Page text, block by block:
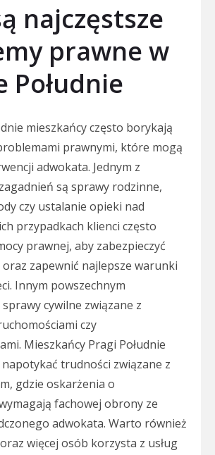
najczęstsze
prawne w
Południe
mieszkańcy często borykają
prawnymi, które mogą
adwokata. Jednym z
są sprawy rodzinne,
czy ustalanie opieki nad
przypadkach klienci często
prawnej, aby zabezpieczyć
zapewnić najlepsze warunki
Innym powszechnym
cywilne związane z
czy
Mieszkańcy Pragi Południe
trudności związane z
gdzie oskarżenia o
fachowej obrony ze
adwokata. Warto również
więcej osób korzysta z usług